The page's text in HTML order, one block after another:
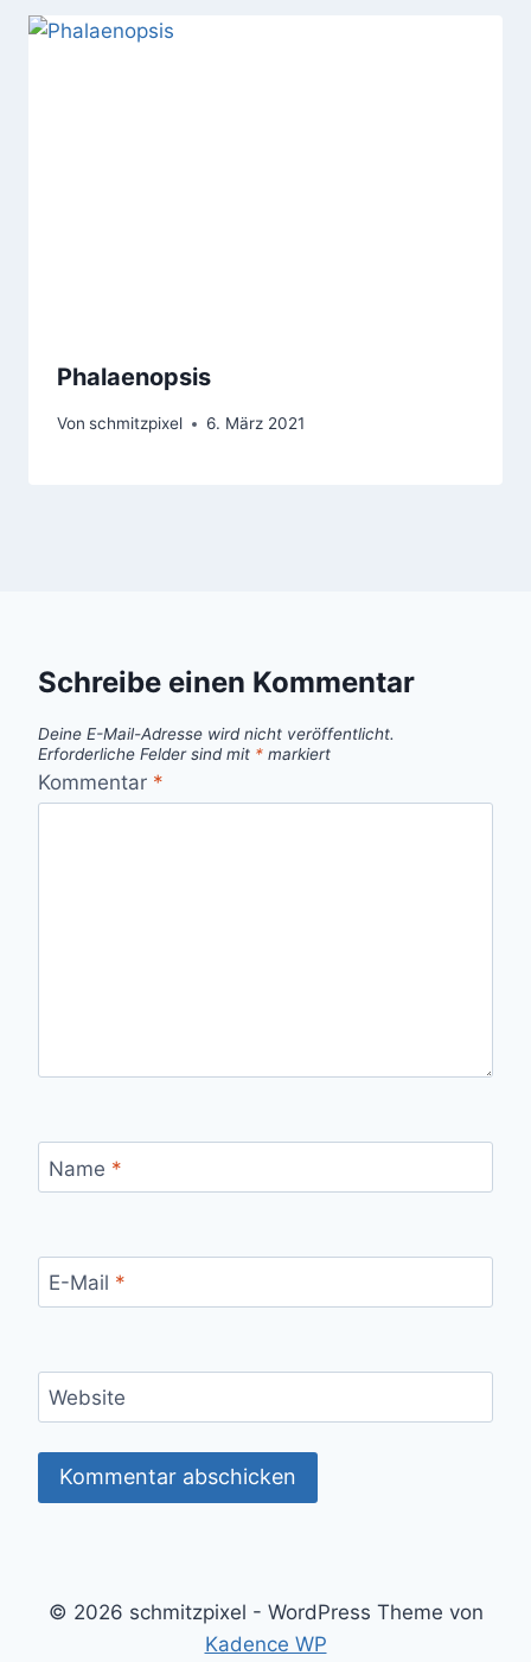
Phalaenopsis
Von schmitzpixel 6. März 2021
Schreibe einen Kommentar
Deine E-Mail-Adresse wird nicht veröffentlicht.
Erforderliche Felder sind mit * markiert
Kommentar *
Name *
E-Mail *
Website
© 2026 schmitzpixel - WordPress Theme von
Kadence WP